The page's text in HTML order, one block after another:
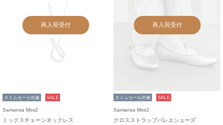
再入荷受付
タイムセール対象 SALE
Samansa Mos2
ミックスチェーンネックレス
再入荷受付
タイムセール対象 SALE
Samansa Mos2
クロスストラップバレエシューズ